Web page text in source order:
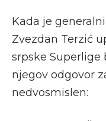
Kada je
Zvezdan Terzić
srpske Superlige
njegov odgovor
nedvosmislen: